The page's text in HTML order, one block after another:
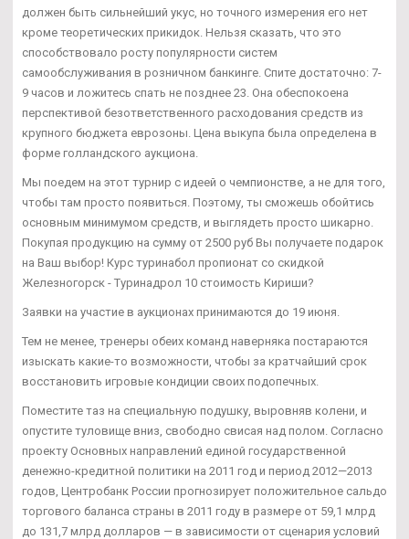
должен быть сильнейший укус, но точного измерения его нет
кроме теоретических прикидок. Нельзя сказать, что это
способствовало росту популярности систем
самообслуживания в розничном банкинге. Спите достаточно: 7-
9 часов и ложитесь спать не позднее 23. Она обеспокоена
перспективой безответственного расходования средств из
крупного бюджета еврозоны. Цена выкупа была определена в
форме голландского аукциона.
Мы поедем на этот турнир с идеей о чемпионстве, а не для того,
чтобы там просто появиться. Поэтому, ты сможешь обойтись
основным минимумом средств, и выглядеть просто шикарно.
Покупая продукцию на сумму от 2500 руб Вы получаете подарок
на Ваш выбор! Курс туринабол пропионат со скидкой
Железногорск - Туринадрол 10 стоимость Кириши?
Заявки на участие в аукционах принимаются до 19 июня.
Тем не менее, тренеры обеих команд наверняка постараются
изыскать какие-то возможности, чтобы за кратчайший срок
восстановить игровые кондиции своих подопечных.
Поместите таз на специальную подушку, выровняв колени, и
опустите туловище вниз, свободно свисая над полом. Согласно
проекту Основных направлений единой государственной
денежно-кредитной политики на 2011 год и период 2012—2013
годов, Центробанк России прогнозирует положительное сальдо
торгового баланса страны в 2011 году в размере от 59,1 млрд
до 131,7 млрд долларов — в зависимости от сценария условий